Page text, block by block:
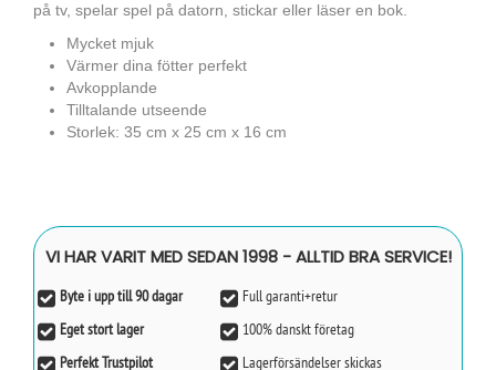
på tv, spelar spel på datorn, stickar eller läser en bok.
Mycket mjuk
Värmer dina fötter perfekt
Avkopplande
Tilltalande utseende
Storlek: 35 cm x 25 cm x 16 cm
VI HAR VARIT MED SEDAN 1998 - ALLTID BRA SERVICE!
Byte i upp till 90 dagar
Full garanti+retur
Eget stort lager
100% danskt företag
Perfekt Trustpilot
Lagerförsändelser skickas